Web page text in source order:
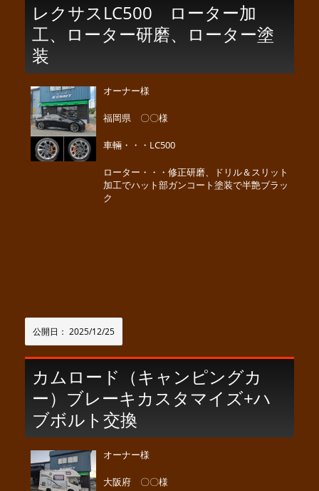
レクサスLC500 ローター加
工、ローター研磨、ローター塗
装
オーナー様
福岡県 〇〇様
車輛・・・LC500
ローター・・・修正研磨、ドリル＆スリット
加工でハット部ガンコート塗装で半艶ブラッ
ク
公開日： 2025/12/25
カムロード（キャンピングカ
ー）ブレーキカスタマイズ+ハ
ブボルト交換
オーナー様
大阪府 〇〇様